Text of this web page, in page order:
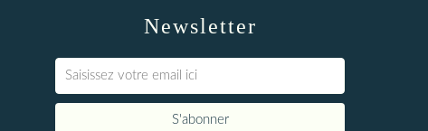
Newsletter